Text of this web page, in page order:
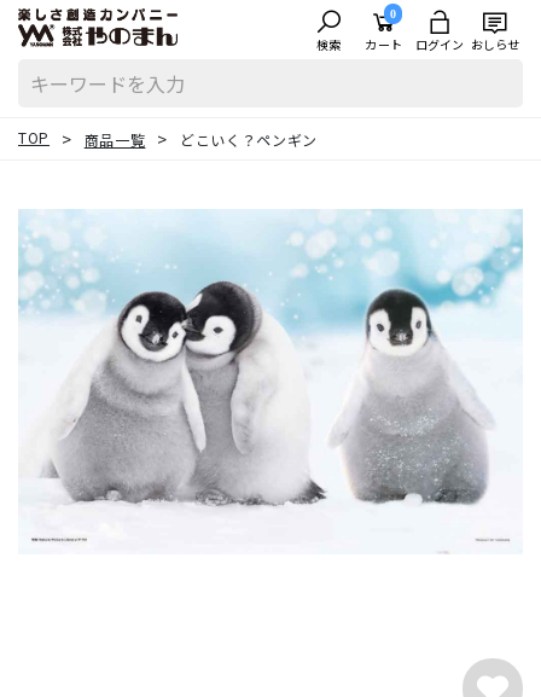
検索
0
カート ログイン おしらせ
TOP 商品一覧 どこいく？ペンギン